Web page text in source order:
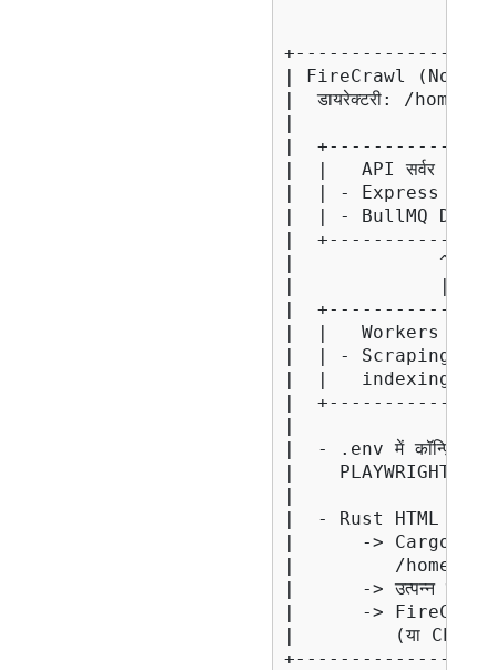
| FireCrawl
|  डायरेक्टरी: /
|
|
|  |   API सर्वर
|  | -
|  | - BullMQ
|
|             ^
|             |
|
|  |   Workers
|  | -
|  |
|
|
|  - .env में कॉन्फ़िगर
|
|
|  - Rust
|      -> Cargo के
|         /home/
|      -> उत्पन्न
|      -> FireCrawl
|         (या